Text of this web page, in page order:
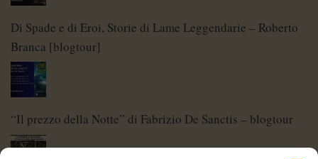
Di Spade e di Eroi, Storie di Lame Leggendarie – Roberto
Branca [blogtour]
“Il prezzo della Notte” di Fabrizio De Sanctis – blogtour